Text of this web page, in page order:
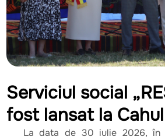
Serviciul social
fost lansat la Cahul
La data de 30 iulie 2026, în